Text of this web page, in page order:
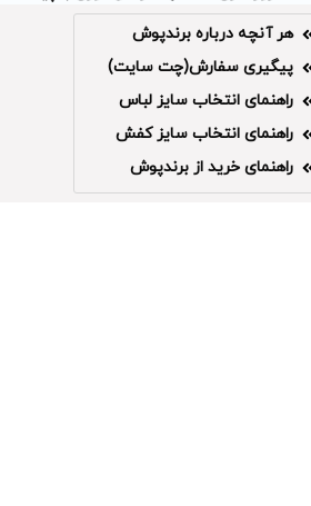
هر آنچه درباره برندپوش
پیگیری سفارش(چت سایت)
راهنمای انتخاب سایز لباس
راهنمای انتخاب سایز کفش
راهنمای خرید از برندپوش